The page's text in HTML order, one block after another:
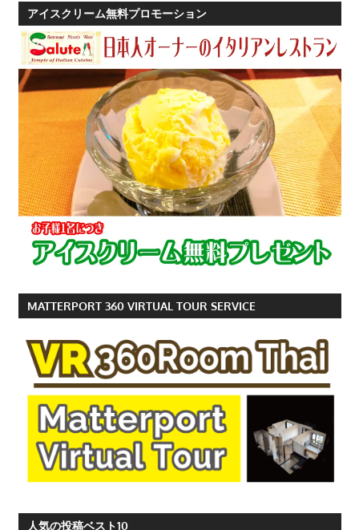
アイスクリーム無料プロモーション
MATTERPORT 360 VIRTUAL TOUR SERVICE
人気の投稿ベスト10